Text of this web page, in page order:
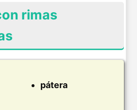
rimas
pátera